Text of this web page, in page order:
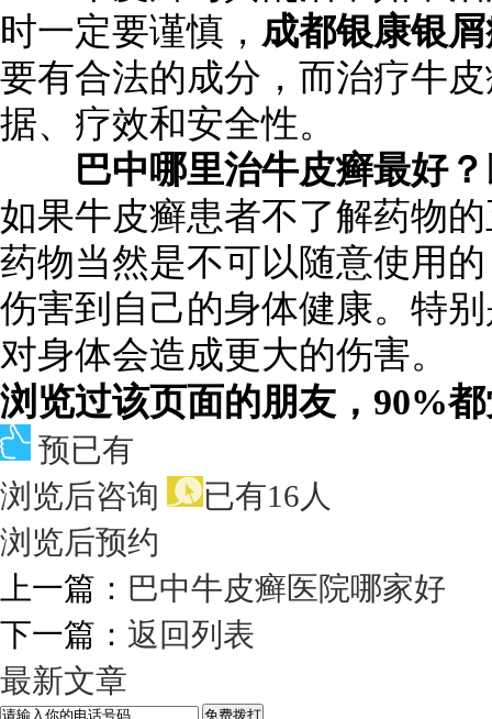
时一定要谨慎， 成都银康银
要有合法的成分，而治疗牛
据、疗效和安全性。
巴中哪里治牛皮癣最好？
如果牛皮癣患者不了解药物
药物当然是不可以随意使用
伤害到自己的身体健康。特
对身体会造成更大的伤害。
浏览过该页面的朋友，90%
预已有
浏览后咨询
已有16人
浏览后预约
上一篇： 巴中牛皮癣医院哪家好
下一篇： 返回列表
最新文章